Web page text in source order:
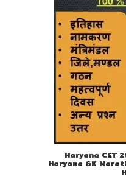
Haryana CET
Haryana GK